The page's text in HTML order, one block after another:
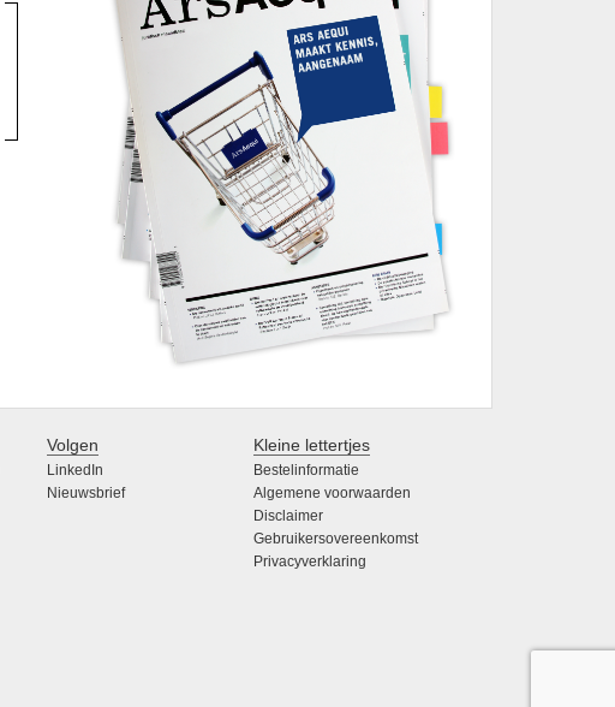
Volgen
LinkedIn
Nieuwsbrief
Kleine lettertjes
Bestelinformatie
Algemene voorwaarden
Disclaimer
Gebruikersovereenkomst
Privacyverklaring